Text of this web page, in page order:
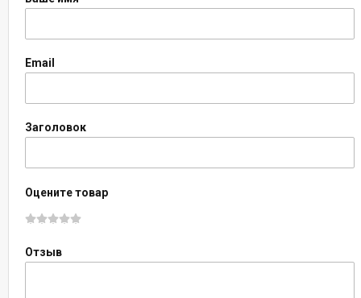
Email
Заголовок
Оцените товар
Отзыв